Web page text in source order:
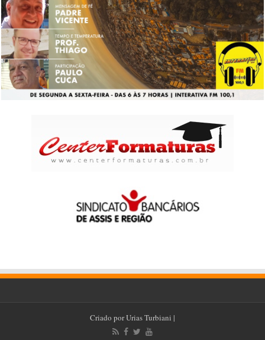
Criado porUrias Turbiani |